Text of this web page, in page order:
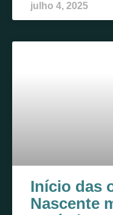
julho 4, 2025
Início das
Nascente